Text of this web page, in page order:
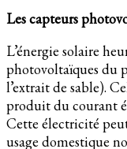
Les capteurs
L’énergie solaire
photovoltaïques du
l’extrait de sable).
produit du courant
Cette électricité
usage domestique